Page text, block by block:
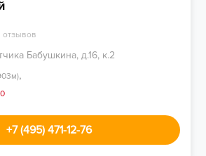
отзывов
Бабушкина, д.16, к.2
,
+7 (495) 471-12-76